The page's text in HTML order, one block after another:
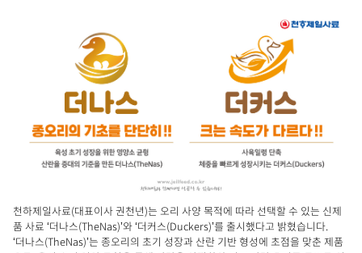
천하제일사료(대표이사 권천년)는 오리 사양 목적에 따라 선택할 수 있는 신제
품 사료 ‘더나스(TheNas)’와 ‘더커스(Duckers)’를 출시했다고 밝혔습니다.
‘더나스(TheNas)’는 종오리의 초기 성장과 산란 기반 형성에 초점을 맞춘 제품